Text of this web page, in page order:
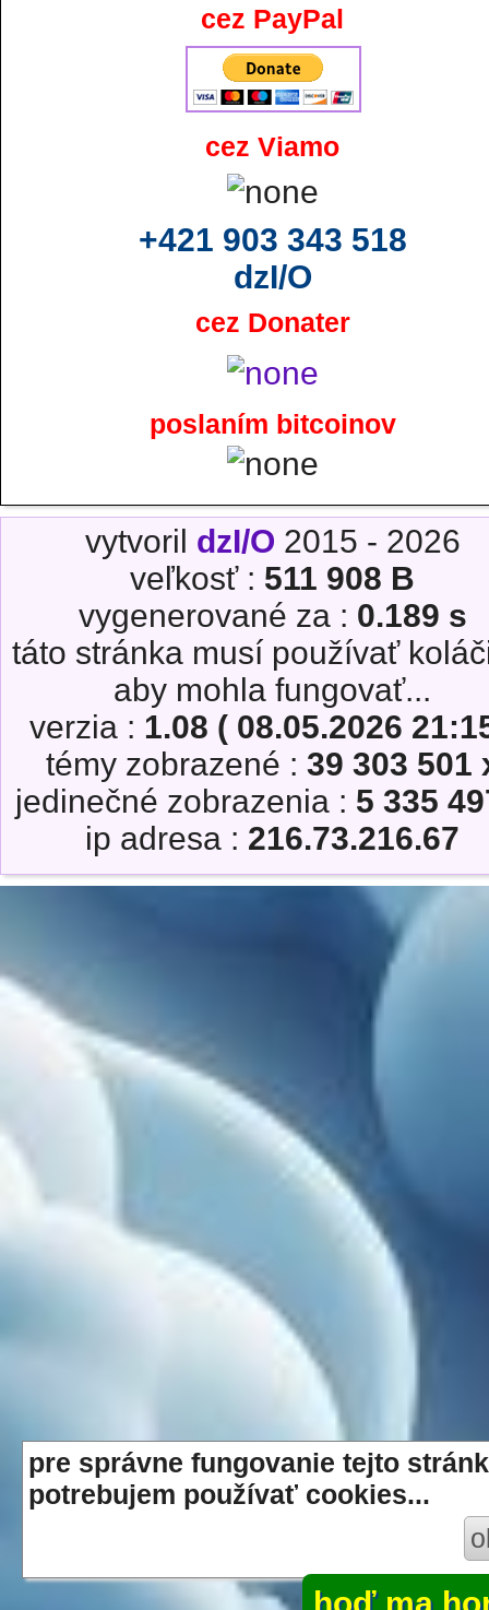
pre správne fungovanie tejto
potrebujem používať cookies...
cez PayPal
cez Viamo
+421 903 343 518
dzI/O
cez Donater
poslaním bitcoinov
vytvoril dzI/O 2015 - 2026
veľkosť : 511 908 B
vygenerované za : 0.189 s
táto stránka musí používať
aby mohla fungovať...
verzia : 1.08 ( 08.05.2026
témy zobrazené : 39 303 501
jedinečné zobrazenia : 5 335
ip adresa : 216.73.216.67